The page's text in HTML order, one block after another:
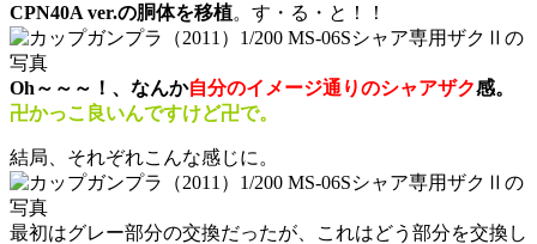
CPN40A ver.の胴体を移植。す・る・と！！
Oh～～～！、なんか自分のイメージ通りのシャアザク感。
卍かっこ良いんですけど卍で。
結局、それぞれこんな感じに。
最初はグレー部分の交換だったが、これはどう部分を交換し